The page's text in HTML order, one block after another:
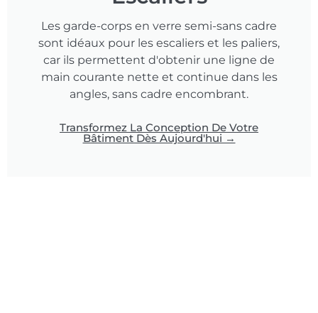
Les garde-corps en verre semi-sans cadre
sont idéaux pour les escaliers et les paliers,
car ils permettent d'obtenir une ligne de
main courante nette et continue dans les
angles, sans cadre encombrant.
Transformez La Conception De Votre
Bâtiment Dès Aujourd'hui →